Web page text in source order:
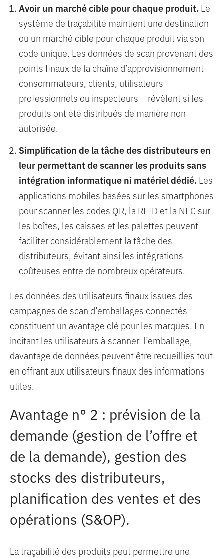
Avoir un marché cible pour chaque produit. Le
système de traçabilité maintient une destination
ou un marché cible pour chaque produit via son
code unique. Les données de scan provenant des
points finaux de la chaîne d’approvisionnement –
consommateurs, clients, utilisateurs
professionnels ou inspecteurs – révèlent si les
produits ont été distribués de manière non
autorisée.
Simplification de la tâche des distributeurs en
leur permettant de scanner les produits sans
intégration informatique ni matériel dédié. Les
applications mobiles basées sur les smartphones
pour scanner les codes QR, la RFID et la NFC sur
les boîtes, les caisses et les palettes peuvent
faciliter considérablement la tâche des
distributeurs, évitant ainsi les intégrations
coûteuses entre de nombreux opérateurs.
Les données des utilisateurs finaux issues des
campagnes de scan d’emballages connectés
constituent un avantage clé pour les marques. En
incitant les utilisateurs à scanner l’emballage,
davantage de données peuvent être recueillies tout
en offrant aux utilisateurs finaux des informations
utiles.
Avantage n° 2 : prévision de la
demande (gestion de l’offre et
de la demande), gestion des
stocks des distributeurs,
planification des ventes et des
opérations (S&OP).
La traçabilité des produits peut permettre une